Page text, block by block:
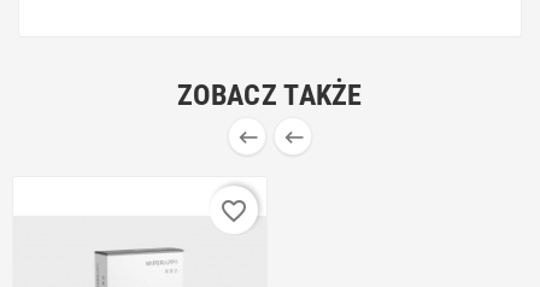
ZOBACZ TAKŻE
 
favorite_border